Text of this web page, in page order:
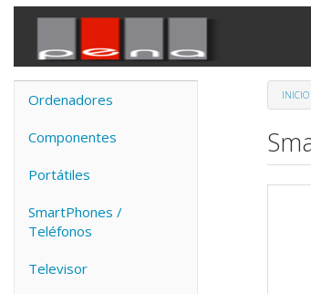
Ordenadores
Componentes
Portátiles
SmartPhones /
Teléfonos
Televisor
INICIO